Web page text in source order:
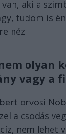
van, aki a
tudom is
néz.
olyan
vagy a
orvosi
a csodás
nem lehet